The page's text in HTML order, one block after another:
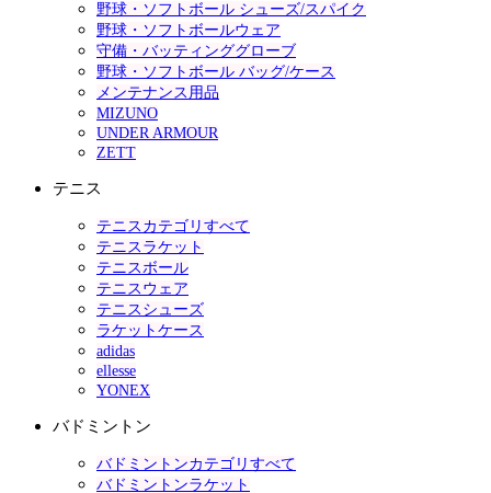
野球・ソフトボール シューズ/スパイク
野球・ソフトボールウェア
守備・バッティンググローブ
野球・ソフトボール バッグ/ケース
メンテナンス用品
MIZUNO
UNDER ARMOUR
ZETT
テニス
テニスカテゴリすべて
テニスラケット
テニスボール
テニスウェア
テニスシューズ
ラケットケース
adidas
ellesse
YONEX
バドミントン
バドミントンカテゴリすべて
バドミントンラケット